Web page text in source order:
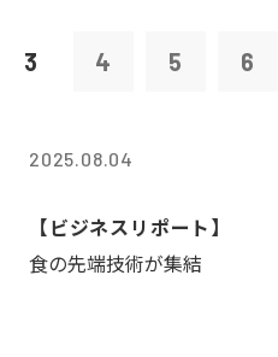
3 4 5 6
2025.08.04
【ビジネスリポート】
食の先端技術が集結